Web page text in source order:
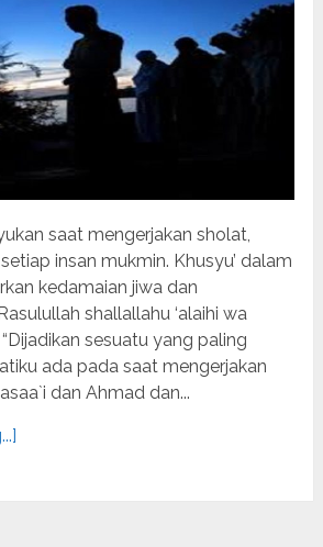
saat mengerjakan sholat,
insan mukmin. Khusyu’ dalam
kedamaian jiwa dan
shallallahu ‘alaihi wa
sesuatu yang paling
ada pada saat mengerjakan
dan Ahmad dan...